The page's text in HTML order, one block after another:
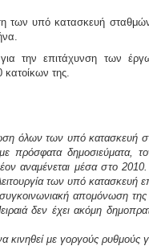
των υπό κατασκευή
επιτάχυνση των
κατοίκων της.
όλων των υπό κατασκευή
πρόσφατα δημοσιεύματα,
αναμένεται μέσα στο
των υπό
απομόνωση
δεν έχει ακόμη
κινηθεί με γοργούς